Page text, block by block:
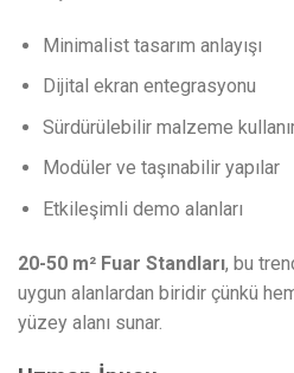
Minimalist tasarım anlayışı
Dijital ekran entegrasyonu
Sürdürülebilir malzeme
Modüler ve taşınabilir yapılar
Etkileşimli demo alanları
20-50 m² Fuar Standları, bu
uygun alanlardan biridir çünkü
yüzey alanı sunar.